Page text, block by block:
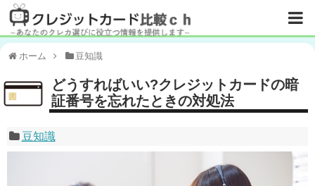
ホーム 豆知識
どうすればいい?クレジットカードの暗
証番号を忘れたときの対処法
豆知識